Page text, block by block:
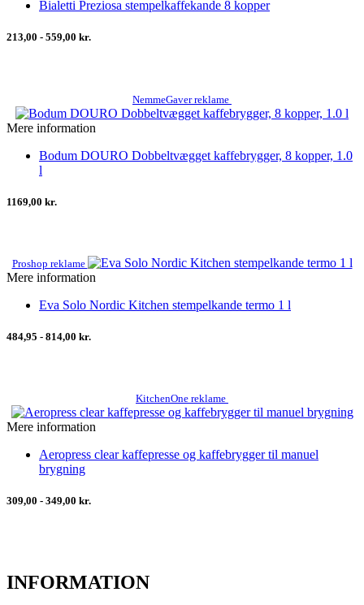
Bialetti Preziosa stempelkaffekande 8 kopper
213,00 - 559,00 kr.
NemmeGaver reklame
Mere information
Bodum DOURO Dobbeltvægget kaffebrygger, 8 kopper, 1.0
l
1169,00 kr.
Proshop reklame
Mere information
Eva Solo Nordic Kitchen stempelkande termo 1 l
484,95 - 814,00 kr.
KitchenOne reklame
Mere information
Aeropress clear kaffepresse og kaffebrygger til manuel
brygning
309,00 - 349,00 kr.
INFORMATION